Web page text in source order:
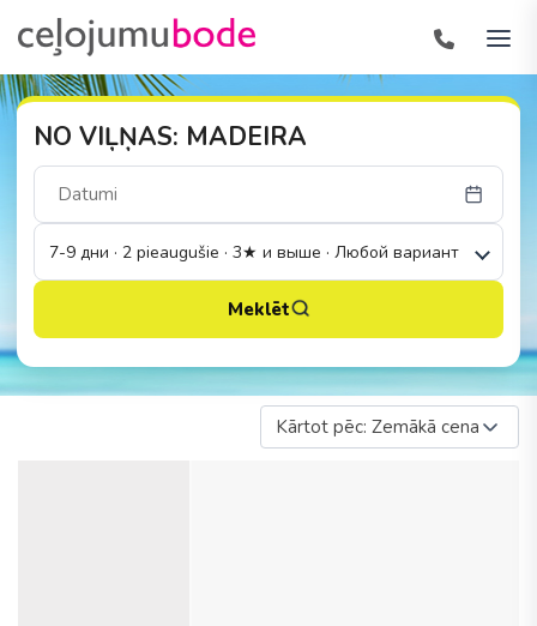
NO VIĻŅAS: MADEIRA
7-9 дни · 2 pieaugušie · 3★ и выше · Любой вариант
Meklēt
Kārtot pēc: Zemākā cena